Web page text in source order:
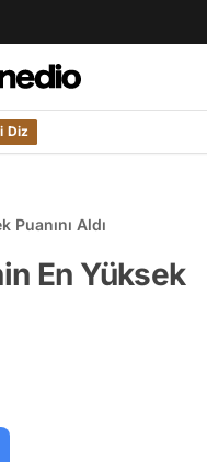
Diz
Puanını Aldı
En Yüksek